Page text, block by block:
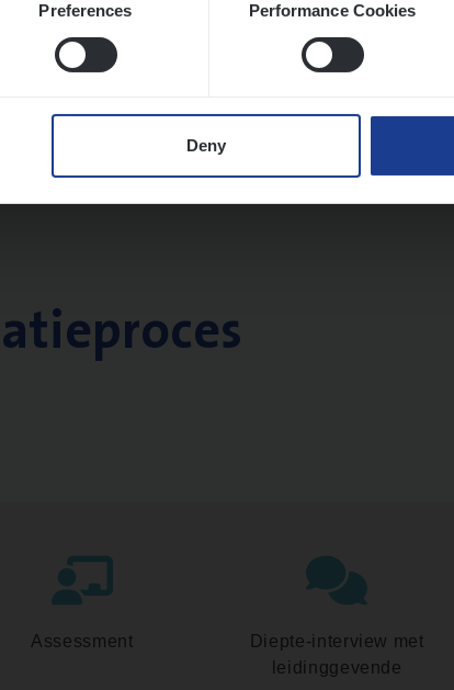
Preferences Performance Cookies
Deny
Assessment
Diepte-interview met
leidinggevende